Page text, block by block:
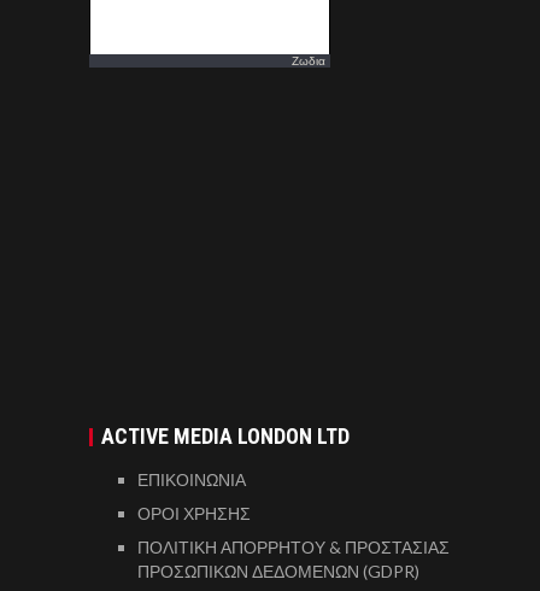
Ζωδια
ACTIVE MEDIA LONDON LTD
ΕΠΙΚΟΙΝΩΝΙΑ
ΟΡΟΙ ΧΡΗΣΗΣ
ΠΟΛΙΤΙΚΗ ΑΠΟΡΡΗΤΟΥ & ΠΡΟΣΤΑΣΙΑΣ
ΠΡΟΣΩΠΙΚΩΝ ΔΕΔΟΜΕΝΩΝ (GDPR)